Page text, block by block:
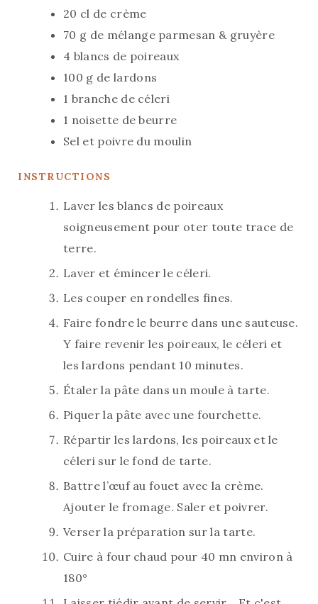
20 cl de crème
70 g de mélange parmesan & gruyère
4 blancs de poireaux
100 g de lardons
1 branche de céleri
1 noisette de beurre
Sel et poivre du moulin
INSTRUCTIONS
Laver les blancs de poireaux
soigneusement pour oter toute trace de
terre.
Laver et émincer le céleri.
Les couper en rondelles fines.
Faire fondre le beurre dans une sauteuse.
Y faire revenir les poireaux, le céleri et
les lardons pendant 10 minutes.
Étaler la pâte dans un moule à tarte.
Piquer la pâte avec une fourchette.
Répartir les lardons, les poireaux et le
céleri sur le fond de tarte.
Battre l’œuf au fouet avec la crème.
Ajouter le fromage. Saler et poivrer.
Verser la préparation sur la tarte.
Cuire à four chaud pour 40 mn environ à
180°